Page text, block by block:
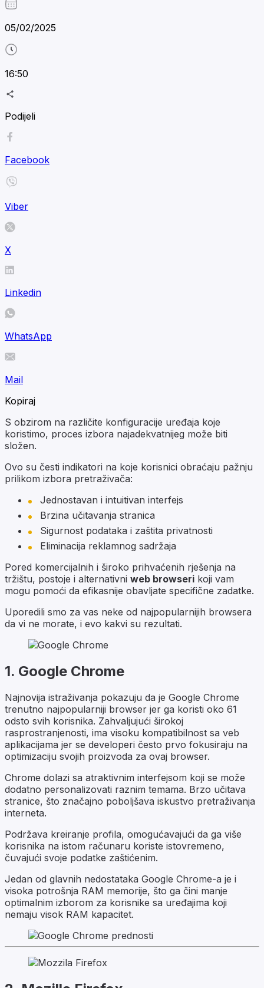
05/02/2025
16:50
Podijeli
Facebook
Viber
X
Linkedin
WhatsApp
Mail
Kopiraj
S obzirom na različite konfiguracije uređaja koje
koristimo, proces izbora najadekvatnijeg može biti
složen.
Ovo su česti indikatori na koje korisnici obraćaju pažnju
prilikom izbora pretraživača:
Jednostavan i intuitivan interfejs
Brzina učitavanja stranica
Sigurnost podataka i zaštita privatnosti
Eliminacija reklamnog sadržaja
Pored komercijalnih i široko prihvaćenih rješenja na
tržištu, postoje i alternativni web browseri koji vam
mogu pomoći da efikasnije obavljate specifične zadatke.
Uporedili smo za vas neke od najpopularnijih browsera
da vi ne morate, i evo kakvi su rezultati.
1. Google Chrome
Najnovija istraživanja pokazuju da je Google Chrome
trenutno najpopularniji browser jer ga koristi oko 61
odsto svih korisnika. Zahvaljujući širokoj
rasprostranjenosti, ima visoku kompatibilnost sa veb
aplikacijama jer se developeri često prvo fokusiraju na
optimizaciju svojih proizvoda za ovaj browser.
Chrome dolazi sa atraktivnim interfejsom koji se može
dodatno personalizovati raznim temama. Brzo učitava
stranice, što značajno poboljšava iskustvo pretraživanja
interneta.
Podržava kreiranje profila, omogućavajući da ga više
korisnika na istom računaru koriste istovremeno,
čuvajući svoje podatke zaštićenim.
Jedan od glavnih nedostataka Google Chrome-a je i
visoka potrošnja RAM memorije, što ga čini manje
optimalnim izborom za korisnike sa uređajima koji
nemaju visok RAM kapacitet.